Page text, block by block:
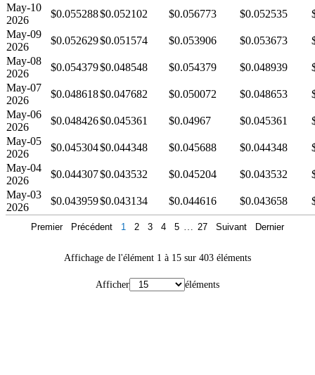
May-10
2026
$0.055288$0.052102 $0.056773 $0.052535
May-09
2026
$0.052629$0.051574 $0.053906 $0.053673
May-08
2026
$0.054379$0.048548 $0.054379 $0.048939
May-07
2026
$0.048618$0.047682 $0.050072 $0.048653
May-06
2026
$0.048426$0.045361 $0.04967 $0.045361
May-05
2026
$0.045304$0.044348 $0.045688 $0.044348
May-04
2026
$0.044307$0.043532 $0.045204 $0.043532
May-03
2026
$0.043959$0.043134 $0.044616 $0.043658
Affichage de l'élément 1 à 15 sur 403 éléments
Afficher éléments
Premier Précédent 1 2 3 4 5 27 Suivant Dernier